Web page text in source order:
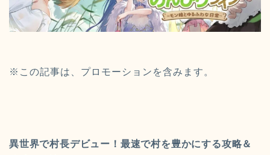
※この記事は、プロモーションを含みます。
異世界で村長デビュー！最速で村を豊かにする攻略＆